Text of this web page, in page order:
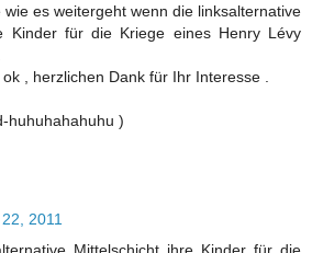
wie es weitergeht wenn die linksalternative
Kinder für die Kriege eines Henry Lévy
, herzlichen Dank für Ihr Interesse .
huhuhahahuhu )
2011